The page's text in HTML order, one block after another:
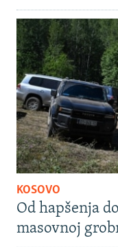
KOSOVO
Od hapšenja
masovnoj